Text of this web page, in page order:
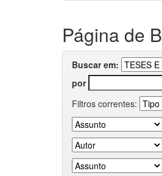
Página de
Buscar em:
por
Filtros correntes: